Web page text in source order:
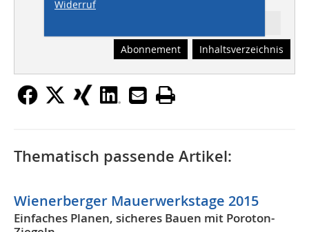
Abonnement Inhaltsverzeichnis
Widerruf
Thematisch passende Artikel:
Wienerberger Mauerwerkstage 2015
Einfaches Planen, sicheres Bauen mit Poroton-